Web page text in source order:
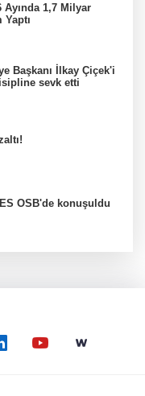
Ayında 1,7 Milyar
Yaptı
Başkanı İlkay Çiçek'i
sevk etti
OSB'de konuşuldu
ve Pakistan ortak